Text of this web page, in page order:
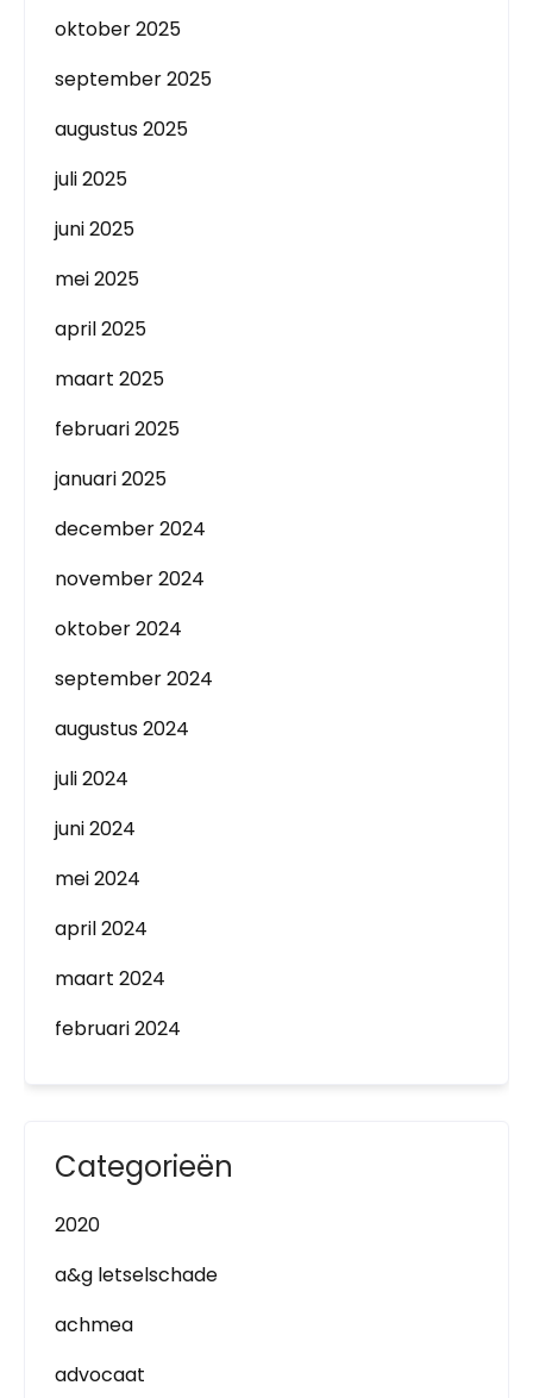
oktober 2025
september 2025
augustus 2025
juli 2025
juni 2025
mei 2025
april 2025
maart 2025
februari 2025
januari 2025
december 2024
november 2024
oktober 2024
september 2024
augustus 2024
juli 2024
juni 2024
mei 2024
april 2024
maart 2024
februari 2024
Categorieën
2020
a&g letselschade
achmea
advocaat